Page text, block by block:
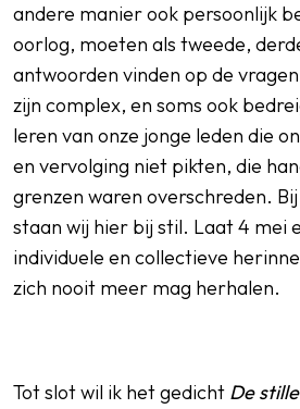
andere manier ook persoonlijk
oorlog, moeten als tweede,
antwoorden vinden op de
zijn complex, en soms ook
leren van onze jonge leden die
en vervolging niet pikten, die
grenzen waren overschreden.
staan wij hier bij stil. Laat 4 mei
individuele en collectieve
zich nooit meer mag herhalen.
Tot slot wil ik het gedicht De